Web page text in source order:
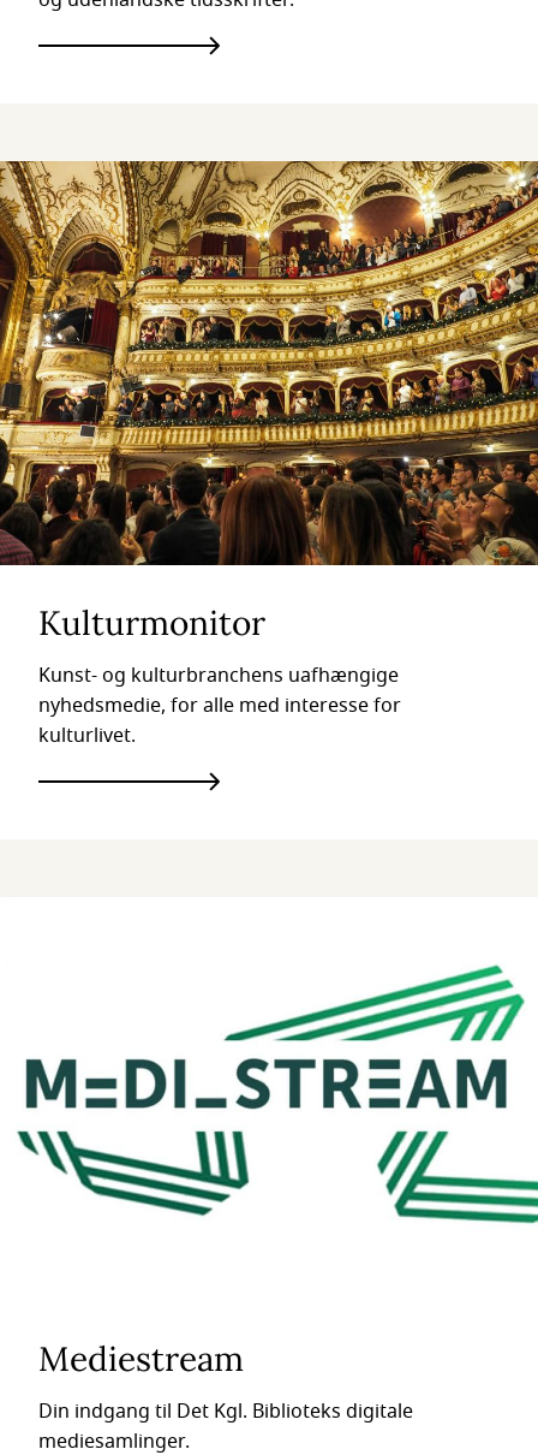
Kulturmonitor
Kunst- og kulturbranchens uafhængige
nyhedsmedie, for alle med interesse for
kulturlivet.
Mediestream
Din indgang til Det Kgl. Biblioteks digitale
mediesamlinger.